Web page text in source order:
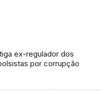
ex-regulador dos
por corrupção